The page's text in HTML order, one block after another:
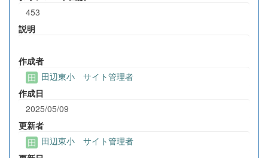
453
説明
作成者
田辺東小 サイト管理者
作成日
2025/05/09
更新者
田辺東小 サイト管理者